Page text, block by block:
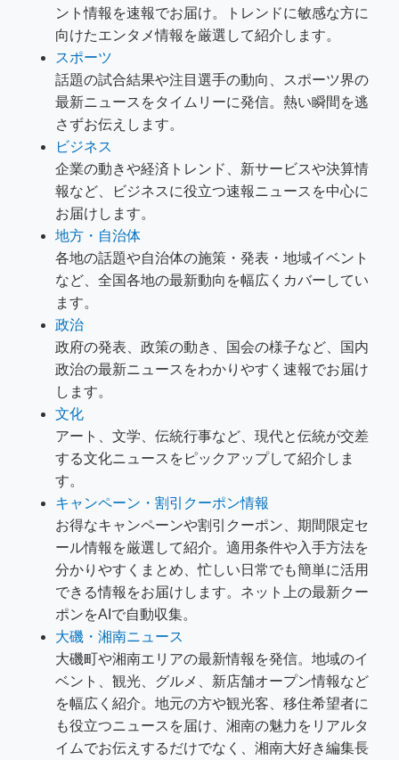
ント情報を速報でお届け。トレンドに敏感な方に
向けたエンタメ情報を厳選して紹介します。
スポーツ
話題の試合結果や注目選手の動向、スポーツ界の
最新ニュースをタイムリーに発信。熱い瞬間を逃
さずお伝えします。
ビジネス
企業の動きや経済トレンド、新サービスや決算情
報など、ビジネスに役立つ速報ニュースを中心に
お届けします。
地方・自治体
各地の話題や自治体の施策・発表・地域イベント
など、全国各地の最新動向を幅広くカバーしてい
ます。
政治
政府の発表、政策の動き、国会の様子など、国内
政治の最新ニュースをわかりやすく速報でお届け
します。
文化
アート、文学、伝統行事など、現代と伝統が交差
する文化ニュースをピックアップして紹介しま
す。
キャンペーン・割引クーポン情報
お得なキャンペーンや割引クーポン、期間限定セ
ール情報を厳選して紹介。適用条件や入手方法を
分かりやすくまとめ、忙しい日常でも簡単に活用
できる情報をお届けします。ネット上の最新クー
ポンをAIで自動収集。
大磯・湘南ニュース
大磯町や湘南エリアの最新情報を発信。地域のイ
ベント、観光、グルメ、新店舗オープン情報など
を幅広く紹介。地元の方や観光客、移住希望者に
も役立つニュースを届け、湘南の魅力をリアルタ
イムでお伝えするだけでなく、湘南大好き編集長